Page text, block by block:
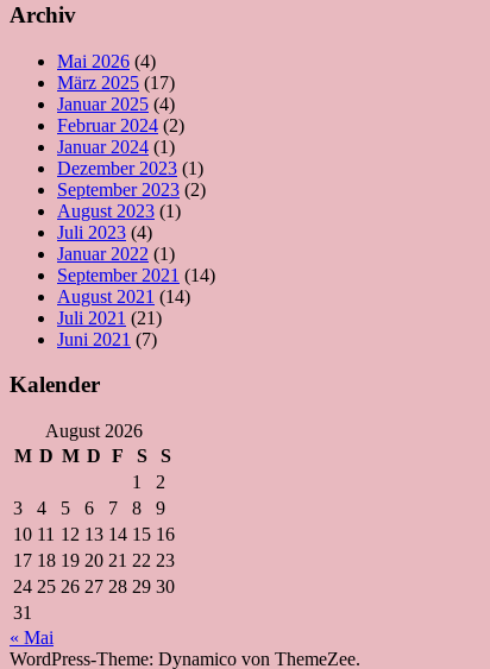
Archiv
Mai 2026 (4)
März 2025 (17)
Januar 2025 (4)
Februar 2024 (2)
Januar 2024 (1)
Dezember 2023 (1)
September 2023 (2)
August 2023 (1)
Juli 2023 (4)
Januar 2022 (1)
September 2021 (14)
August 2021 (14)
Juli 2021 (21)
Juni 2021 (7)
Kalender
August 2026
M D M D F S
S
1
2
3
4 5 6 7 8
9
10 11 12 13 14 15 16
17 18 19 20 21 22 23
24 25 26 27 28 29 30
31
« Mai
WordPress-Theme: Dynamico von ThemeZee.